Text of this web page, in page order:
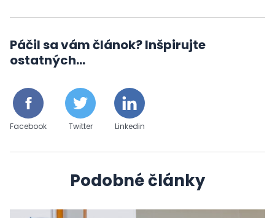
Páčil sa vám článok? Inšpirujte
ostatných...
Facebook Twitter Linkedin
Podobné články